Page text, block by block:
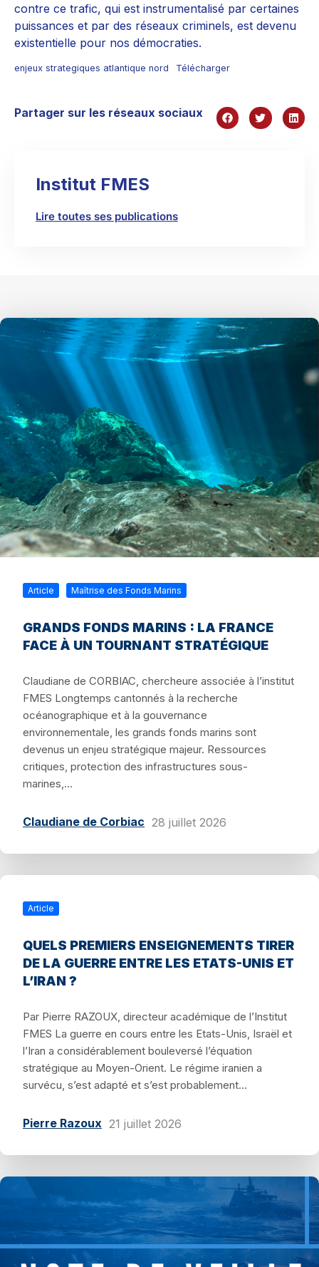
contre ce trafic, qui est instrumentalisé par certaines
puissances et par des réseaux criminels, est devenu
existentielle pour nos démocraties.
enjeux strategiques atlantique nord Télécharger
Partager sur les réseaux sociaux
Institut FMES
Lire toutes ses publications
Article Maîtrise des Fonds Marins
GRANDS FONDS MARINS : LA FRANCE
FACE À UN TOURNANT STRATÉGIQUE
Claudiane de CORBIAC, chercheure associée à l’institut
FMES Longtemps cantonnés à la recherche
océanographique et à la gouvernance
environnementale, les grands fonds marins sont
devenus un enjeu stratégique majeur. Ressources
critiques, protection des infrastructures sous-
marines,...
Claudiane de Corbiac 28 juillet 2026
Article
QUELS PREMIERS ENSEIGNEMENTS TIRER
DE LA GUERRE ENTRE LES ETATS-UNIS ET
L’IRAN ?
Par Pierre RAZOUX, directeur académique de l’Institut
FMES La guerre en cours entre les Etats-Unis, Israël et
l’Iran a considérablement bouleversé l’équation
stratégique au Moyen-Orient. Le régime iranien a
survécu, s’est adapté et s’est probablement...
Pierre Razoux 21 juillet 2026